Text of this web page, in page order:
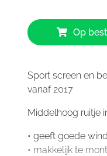
Op
Sport screen en
vanaf 2017
Middelhoog ruitje
• geeft goede
• makkelijk te